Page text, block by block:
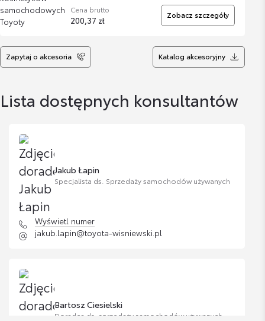
Cena brutto
200,37 zł Zobacz szczegóły
Zapytaj o akcesoria Katalog akcesoryjny
Lista dostępnych konsultantów
Jakub Łapin
Specjalista ds. Sprzedaży samochodów używanych
Wyświetl numer
jakub.lapin@toyota-wisniewski.pl
Bartosz Ciesielski
Doradca ds. sprzedaży samochodów używanych